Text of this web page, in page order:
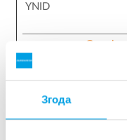
Згода
YNID
Google